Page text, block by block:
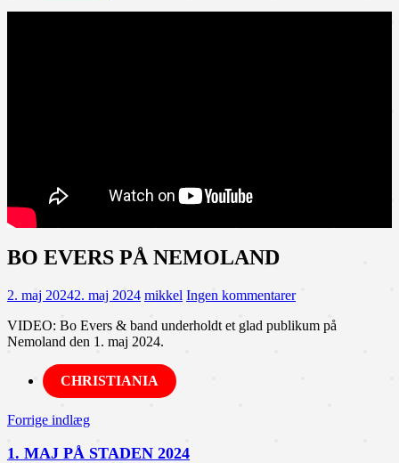
BO EVERS PÅ NEMOLAND
2. maj 20242. maj 2024 mikkel Ingen kommentarer
VIDEO: Bo Evers & band underholdt et glad publikum på
Nemoland den 1. maj 2024.
CHRISTIANIA
Indlægsnavigation
Forrige indlæg
1. MAJ PÅ STADEN 2024